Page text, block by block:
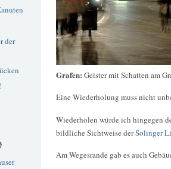
der
Grafen: Geister mit Schatten am
Eine Wiederholung muss nicht
Wiederholen würde ich hingegen
bildliche Sichtweise derSolinger
Am Wegesrande gab es auch